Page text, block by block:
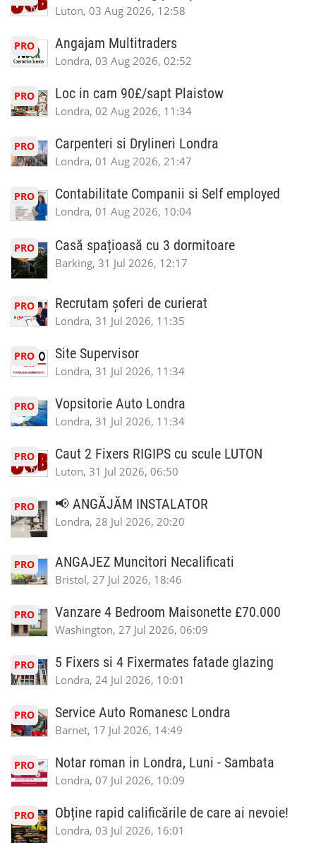
Luton, 03 Aug 2026, 12:58
PRO Angajam Multitraders
Londra, 03 Aug 2026, 02:52
PRO Loc in cam 90£/sapt Plaistow
Londra, 02 Aug 2026, 11:34
PRO Carpenteri si Drylineri Londra
Londra, 01 Aug 2026, 21:47
PRO Contabilitate Companii si Self employed
Londra, 01 Aug 2026, 10:04
PRO Casă spațioasă cu 3 dormitoare
Barking, 31 Jul 2026, 12:17
PRO Recrutam șoferi de curierat
Londra, 31 Jul 2026, 11:35
PRO Site Supervisor
Londra, 31 Jul 2026, 11:34
PRO Vopsitorie Auto Londra
Londra, 31 Jul 2026, 11:34
PRO Caut 2 Fixers RIGIPS cu scule LUTON
Luton, 31 Jul 2026, 06:50
PRO 📢 ANGĂJĂM INSTALATOR
Londra, 28 Jul 2026, 20:20
PRO ANGAJEZ Muncitori Necalificati
Bristol, 27 Jul 2026, 18:46
PRO Vanzare 4 Bedroom Maisonette £70.000
Washington, 27 Jul 2026, 06:09
PRO 5 Fixers si 4 Fixermates fatade glazing
Londra, 24 Jul 2026, 10:01
PRO Service Auto Romanesc Londra
Barnet, 17 Jul 2026, 14:49
PRO Notar roman in Londra, Luni - Sambata
Londra, 07 Jul 2026, 10:09
PRO Obține rapid calificările de care ai nevoie!
Londra, 03 Jul 2026, 16:01